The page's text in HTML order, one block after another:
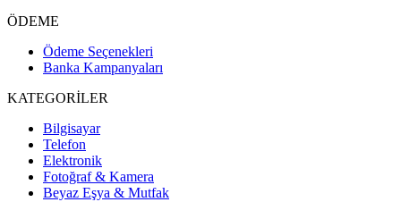
ÖDEME
Ödeme Seçenekleri
Banka Kampanyaları
KATEGORİLER
Bilgisayar
Telefon
Elektronik
Fotoğraf & Kamera
Beyaz Eşya & Mutfak